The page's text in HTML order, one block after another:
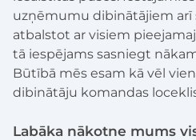
uzņēmumu dibinātājiem arī
atbalstot ar visiem
tā iespējams sasniegt
Būtībā mēs esam kā vēl
dibinātāju komandas
Labāka nākotne mums